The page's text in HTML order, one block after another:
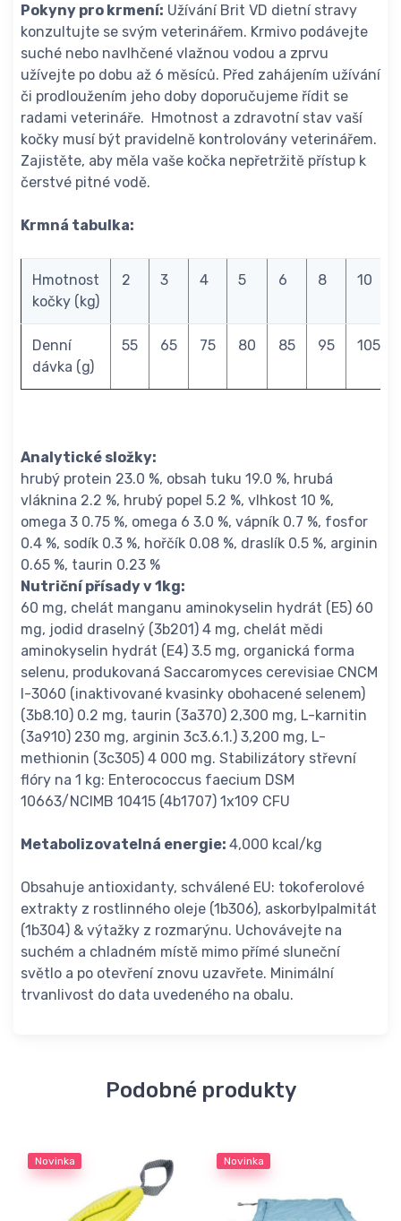
Pokyny pro krmení: Užívání Brit VD dietní stravy
konzultujte se svým veterinářem. Krmivo podávejte
suché nebo navlhčené vlažnou vodou a zprvu
užívejte po dobu až 6 měsíců. Před zahájením užívání
či prodloužením jeho doby doporučujeme řídit se
radami veterináře. Hmotnost a zdravotní stav vaší
kočky musí být pravidelně kontrolovány veterinářem.
Zajistěte, aby měla vaše kočka nepřetržitě přístup k
čerstvé pitné vodě.
Krmná tabulka:
Hmotnost
kočky (kg)
2 3 4 5 6 8 10
Denní
dávka (g)
55 65 75 80 85 95 105
Analytické složky:
hrubý protein 23.0 %, obsah tuku 19.0 %, hrubá
vláknina 2.2 %, hrubý popel 5.2 %, vlhkost 10 %,
omega 3 0.75 %, omega 6 3.0 %, vápník 0.7 %, fosfor
0.4 %, sodík 0.3 %, hořčík 0.08 %, draslík 0.5 %, arginin
0.65 %, taurin 0.23 %
Nutriční přísady v 1kg:
60 mg, chelát manganu aminokyselin hydrát (E5) 60
mg, jodid draselný (3b201) 4 mg, chelát mědi
aminokyselin hydrát (E4) 3.5 mg, organická forma
selenu, produkovaná Saccaromyces cerevisiae CNCM
I-3060 (inaktivované kvasinky obohacené selenem)
(3b8.10) 0.2 mg, taurin (3a370) 2,300 mg, L-karnitin
(3a910) 230 mg, arginin 3c3.6.1.) 3,200 mg, L-
methionin (3c305) 4 000 mg. Stabilizátory střevní
flóry na 1 kg: Enterococcus faecium DSM
10663/NCIMB 10415 (4b1707) 1x109 CFU
Metabolizovatelná energie: 4,000 kcal/kg
Obsahuje antioxidanty, schválené EU: tokoferolové
extrakty z rostlinného oleje (1b306), askorbylpalmitát
(1b304) & výtažky z rozmarýnu. Uchovávejte na
suchém a chladném místě mimo přímé sluneční
světlo a po otevření znovu uzavřete. Minimální
trvanlivost do data uvedeného na obalu.
Podobné produkty
Novinka Novinka